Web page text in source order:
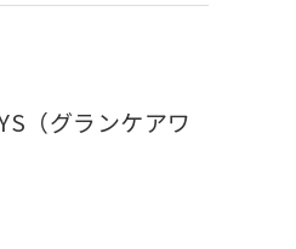
（グランケアワ